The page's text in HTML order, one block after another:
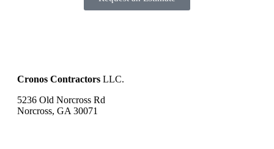
Cronos Contractors LLC.
5236 Old Norcross Rd
Norcross, GA 30071